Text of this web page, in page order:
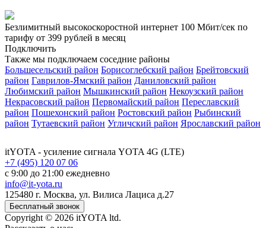
Безлимитный высокоскоростной интернет 100 Мбит/сек по
тарифу от 399 рублей в месяц
Подключить
Также мы подключаем соседние районы
Большесельский район Борисоглебский район Брейтовский
район Гаврилов-Ямский район Даниловский район
Любимский район Мышкинский район Некоузский район
Некрасовский район Первомайский район Переславский
район Пошехонский район Ростовский район Рыбинский
район Тутаевский район Угличский район Ярославский район
itYOTA - усиление сигнала YOTA 4G (LTE)
+7 (495) 120 07 06
с 9:00 до 21:00 ежедневно
info@it-yota.ru
125480 г. Москва, ул. Вилиса Лациса д.27
Бесплатный звонок
Copyright © 2026 itYOTA ltd.